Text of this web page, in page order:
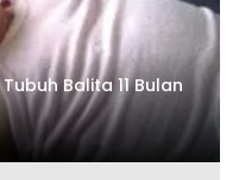
Balita 11 Bulan